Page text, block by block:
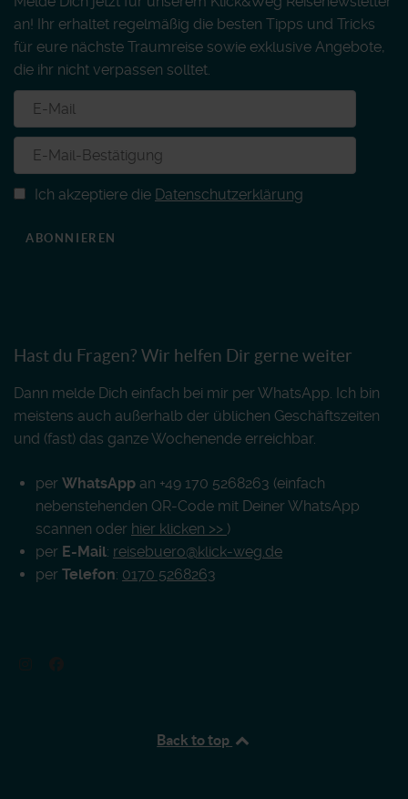
an! Ihr erhaltet regelmäßig die besten Tipps und Tricks
für eure nächste Traumreise sowie exklusive Angebote,
die ihr nicht verpassen solltet.
Ich akzeptiere die Datenschutzerklärung
ABONNIEREN
Hast du Fragen? Wir helfen Dir gerne weiter
Dann melde Dich einfach bei mir per WhatsApp. Ich bin
meistens auch außerhalb der üblichen Geschäftszeiten
und (fast) das ganze Wochenende erreichbar.
per WhatsApp an +49 170 5268263 (einfach
nebenstehenden QR-Code mit Deiner WhatsApp
scannen oder hier klicken >> )
per E-Mail: reisebuero@klick-weg.de
per Telefon: 0170 5268263
Back to top